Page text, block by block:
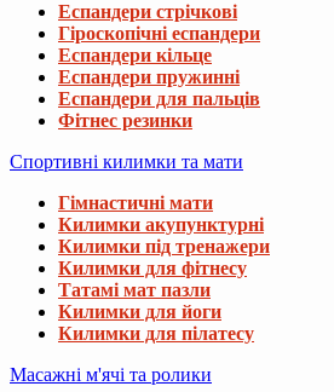
Еспандери стрічкові
Гіроскопічні еспандери
Еспандери кільце
Еспандери пружинні
Еспандери для пальців
Фітнес резинки
Спортивні килимки та мати
Гімнастичні мати
Килимки акупунктурні
Килимки під тренажери
Килимки для фітнесу
Татамі мат пазли
Килимки для йоги
Килимки для пілатесу
Масажні м'ячі та ролики